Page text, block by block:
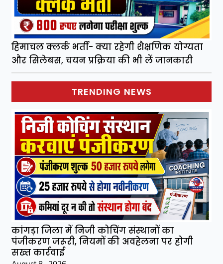
हिमाचल क्लर्क भर्ती- क्या रहेगी शैक्षणिक योग्यता
और सिलेबस, चयन प्रक्रिया की भी लें जानकारी
TRENDING NEWS
कांगड़ा जिला में निजी कोचिंग संस्थानों का
पंजीकरण जरूरी, नियमों की अवहेलना पर होगी
सख्त कार्रवाई